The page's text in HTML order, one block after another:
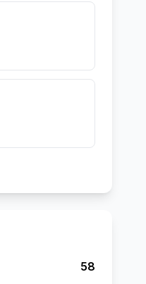
58